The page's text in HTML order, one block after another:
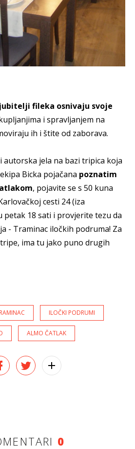
fileka osnivaju svoje
i spravljanjem na
ih i štite od zaborava.
jela na bazi tripica koja
Bicka pojačana poznatim
, pojavite se s 50 kuna
cesti 24 (iza
petak 18 sati i provjerite tezu da
- Traminac iločkih podruma! Za
ima tu jako puno drugih
ILOČKI PODRUMI
ALMO ČATLAK
0